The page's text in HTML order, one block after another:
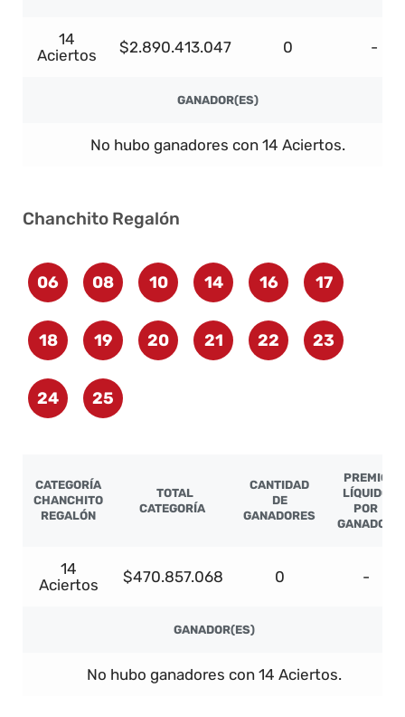
14
Aciertos
$2.890.413.047 0 -
GANADOR(ES)
No hubo ganadores con 14 Aciertos.
Chanchito Regalón
06 08 10 14 16 17
18 19 20 21 22 23
24 25
CATEGORÍA
CHANCHITO
REGALÓN
TOTAL
CATEGORÍA
CANTIDAD
DE
GANADORES
PREMIO
LÍQUIDO
POR
GANADOR
14
Aciertos
$470.857.068 0 -
GANADOR(ES)
No hubo ganadores con 14 Aciertos.